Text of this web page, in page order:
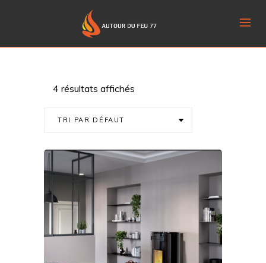
4 résultats affichés
TRI PAR DÉFAUT